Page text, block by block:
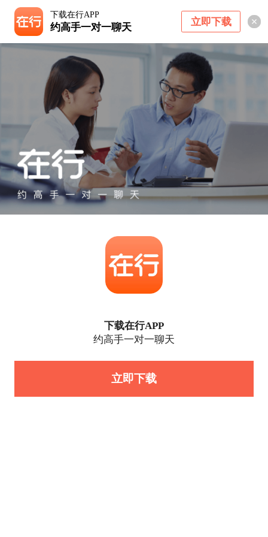
下载在行APP
约高手一对一聊天 立即下载
下载在行APP
约高手一对一聊天
立即下载